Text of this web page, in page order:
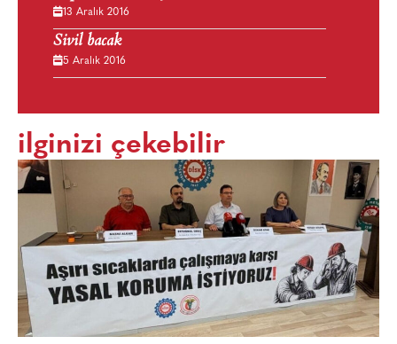
13 Aralık 2016
Sivil bacak
5 Aralık 2016
ilginizi çekebilir